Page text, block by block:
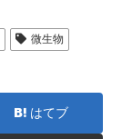
微生物
はてブ